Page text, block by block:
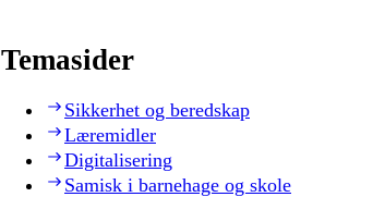
Temasider
Sikkerhet og beredskap
Læremidler
Digitalisering
Samisk i barnehage og skole